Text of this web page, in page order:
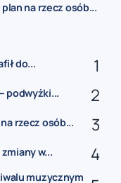
na rzecz osób...
do...
podwyżki...
rzecz osób...
w...
muzycznym